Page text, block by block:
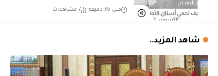
قبل 36 دقيقة 7 مشاهدات
شاهد المزيد..